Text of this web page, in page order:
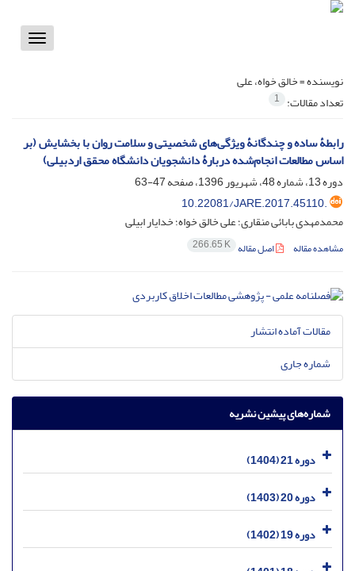
Toggle
نویسنده =خالق خواه، علی
تعداد مقالات: 1
رابطۀ‌ ساده و چندگانۀ‌ ویژگی‌های شخصیتی و سلامت روان با بخشایش (بر
اساس مطالعات انجام‌شده دربارۀ‌ دانشجویان دانشگاه محقق اردبیلی)
دوره 13، شماره 48، شهریور 1396، صفحه
47-63
10.22081/JARE.2017.45110.
محمدمهدی بابائی منقاری؛ علی خالق خواه؛ خدایار ابیلی
مشاهده مقاله اصل مقاله 266.65 K
مقالات آماده انتشار
شماره جاری
شماره‌های پیشین نشریه
دوره 21 (1404)
دوره 20 (1403)
دوره 19 (1402)